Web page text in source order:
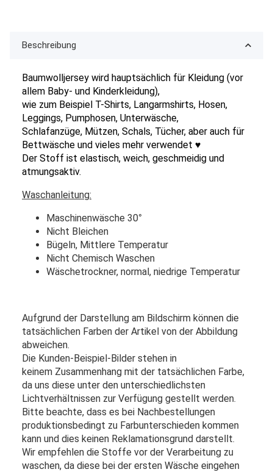
Beschreibung
Baumwolljersey wird hauptsächlich für Kleidung (vor
allem Baby- und Kinderkleidung),
wie zum Beispiel T-Shirts, Langarmshirts, Hosen,
Leggings, Pumphosen, Unterwäsche,
Schlafanzüge, Mützen, Schals, Tücher, aber auch für
Bettwäsche und vieles mehr verwendet ♥
Der Stoff ist elastisch, weich, geschmeidig und
atmungsaktiv.
Waschanleitung:
Maschinenwäsche 30°
Nicht Bleichen
Bügeln, Mittlere Temperatur
Nicht Chemisch Waschen
Wäschetrockner, normal, niedrige Temperatur
Aufgrund der Darstellung am Bildschirm können die
tatsächlichen Farben der Artikel von der Abbildung
abweichen.
Die Kunden-Beispiel-Bilder stehen in
keinem Zusammenhang mit der tatsächlichen Farbe,
da uns diese unter den unterschiedlichsten
Lichtverhältnissen zur Verfügung gestellt werden.
Bitte beachte, dass es bei Nachbestellungen
produktionsbedingt zu Farbunterschieden kommen
kann und dies keinen Reklamationsgrund darstellt.
Wir empfehlen die Stoffe vor der Verarbeitung zu
waschen, da diese bei der ersten Wäsche eingehen